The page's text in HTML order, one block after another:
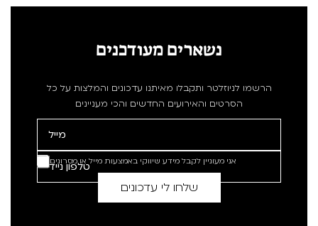
נשארים מעודכנים
הרשמו לניוזלטר ותקבלו מאיתנו עדכונים והמלצות על כל
הסרטים והאירועים החדשים והכי מעניינים
אני מעוניין לקבל מידע שיווקי באמצעות מייל או מסרונים